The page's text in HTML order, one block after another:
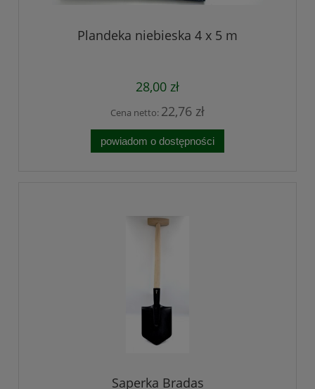
Plandeka niebieska 4 x 5 m
28,00 zł
Cena netto: 22,76 zł
powiadom o dostępności
Saperka Bradas